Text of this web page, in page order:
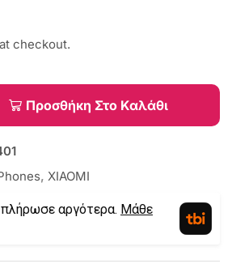
checkout.
Προσθήκη Στο Καλάθι
, XIAOMI
αργότερα. Μάθε